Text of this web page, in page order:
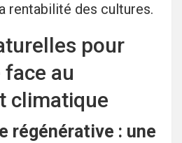
rentabilité des cultures.
pour
face au
climatique
régénérative : une